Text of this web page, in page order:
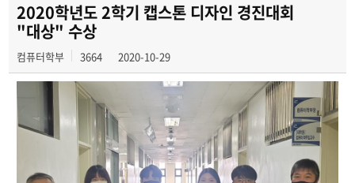
2020학년도 2학기 캡스톤 디자인 경진대회
"대상" 수상
컴퓨터학부 3664 2020-10-29